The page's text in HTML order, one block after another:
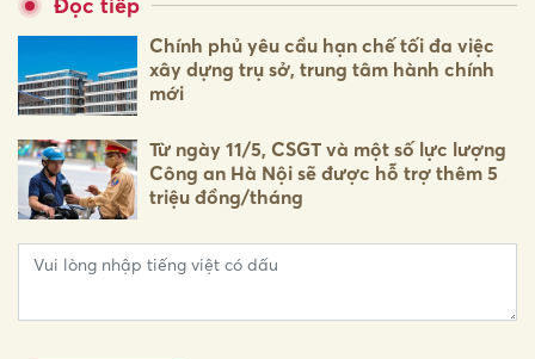
Đọc tiếp
Chính phủ yêu cầu hạn chế tối đa việc
xây dựng trụ sở, trung tâm hành chính
mới
Từ ngày 11/5, CSGT và một số lực lượng
Công an Hà Nội sẽ được hỗ trợ thêm 5
triệu đồng/tháng